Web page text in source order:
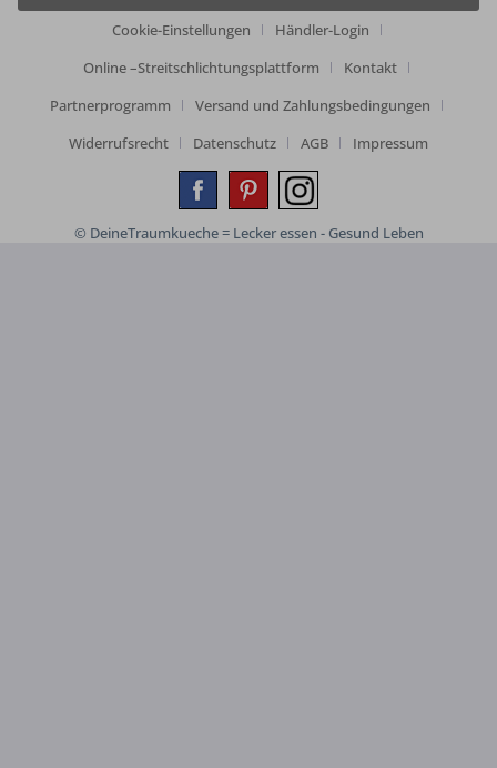
Cookie-Einstellungen
Händler-Login
Online –Streitschlichtungsplattform
Kontakt
Partnerprogramm
Versand und Zahlungsbedingungen
Widerrufsrecht
Datenschutz AGB Impressum
© DeineTraumkueche = Lecker essen - Gesund Leben